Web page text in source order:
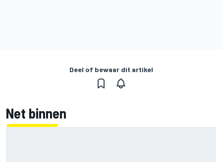
Deel of bewaar dit artikel
Net binnen